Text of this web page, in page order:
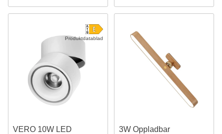
Produktdatablad
VERO 10W LED
3W Oppladbar